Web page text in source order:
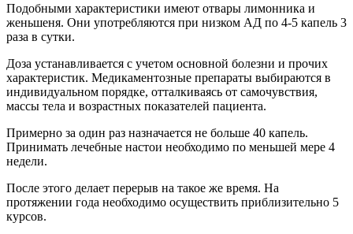
Подобными характеристики имеют отвары лимонника и
женьшеня. Они употребляются при низком АД по 4-5 капель 3
раза в сутки.
Доза устанавливается с учетом основной болезни и прочих
характеристик. Медикаментозные препараты выбираются в
индивидуальном порядке, отталкиваясь от самочувствия,
массы тела и возрастных показателей пациента.
Примерно за один раз назначается не больше 40 капель.
Принимать лечебные настои необходимо по меньшей мере 4
недели.
После этого делает перерыв на такое же время. На
протяжении года необходимо осуществить приблизительно 5
курсов.